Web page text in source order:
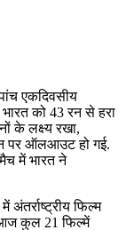
एकदिवसीय
को 43 रन से हरा
के लक्ष्य रखा,
पर ऑलआउट हो गई.
में भारत ने
अंतर्राष्‍ट्रीय फिल्‍म
आज कुल 21 फिल्‍में